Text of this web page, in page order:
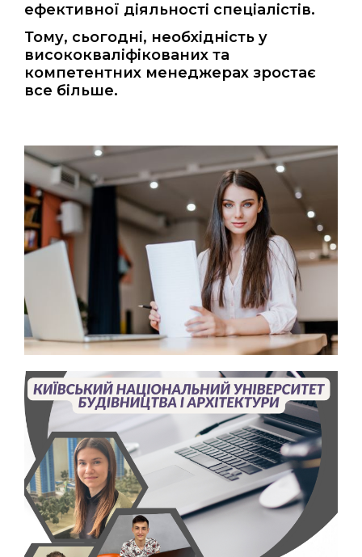
ефективної діяльності спеціалістів.
Тому, сьогодні, необхідність у
висококваліфікованих та
компетентних менеджерах зростає
все більше.